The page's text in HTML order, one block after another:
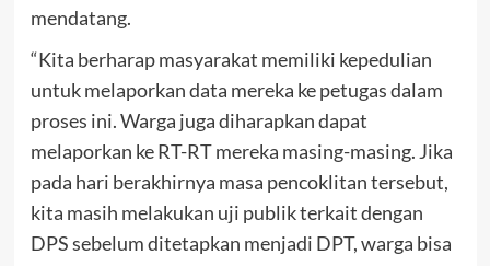
mendatang.
“Kita berharap masyarakat memiliki kepedulian
untuk melaporkan data mereka ke petugas dalam
proses ini. Warga juga diharapkan dapat
melaporkan ke RT-RT mereka masing-masing. Jika
pada hari berakhirnya masa pencoklitan tersebut,
kita masih melakukan uji publik terkait dengan
DPS sebelum ditetapkan menjadi DPT, warga bisa